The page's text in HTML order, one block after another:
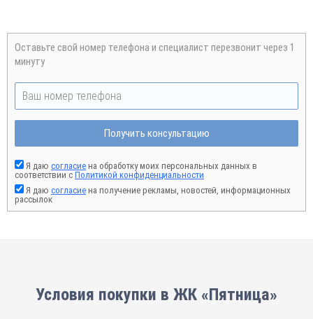
Оставьте свой номер телефона и специалист перезвонит через 1
минуту
Получить консультацию
Я даю согласие на обработку моих персональных данных в
соответствии с Политикой конфиденциальности
Я даю согласие на получение рекламы, новостей, информационных
рассылок
Условия покупки в ЖК «Пятница»